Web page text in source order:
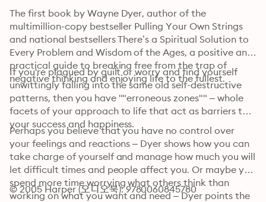
The first book by Wayne Dyer, author of the
multimillion-copy bestseller Pulling Your Own Strings
and national bestsellers There’s a Spiritual Solution to
Every Problem and Wisdom of the Ages, a positive and
practical guide to breaking free from the trap of
negative thinking and enjoying life to the fullest.
If you're plagued by guilt or worry and find yourself
unwittingly falling into the same old self-destructive
patterns, then you have ""erroneous zones"" – whole
facets of your approach to life that act as barriers to
Perhaps you believe that you have no control over
your feelings and reactions – Dyer shows how you can
take charge of yourself and manage how much you will
let difficult times and people affect you. Or maybe you
spend more time worrying what others think than
working on what you want and need – Dyer points the
© 2005 Harper (오디오북): 9780060845780